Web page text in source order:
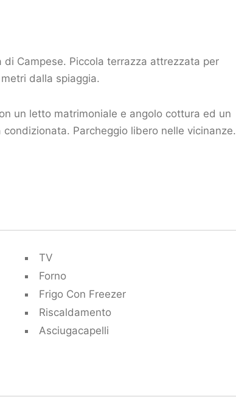
Campese. Piccola terrazza attrezzata per
dalla spiaggia.
un letto matrimoniale e angolo cottura ed un
Parcheggio libero nelle vicinanze.
TV
Forno
Frigo Con Freezer
Riscaldamento
Asciugacapelli